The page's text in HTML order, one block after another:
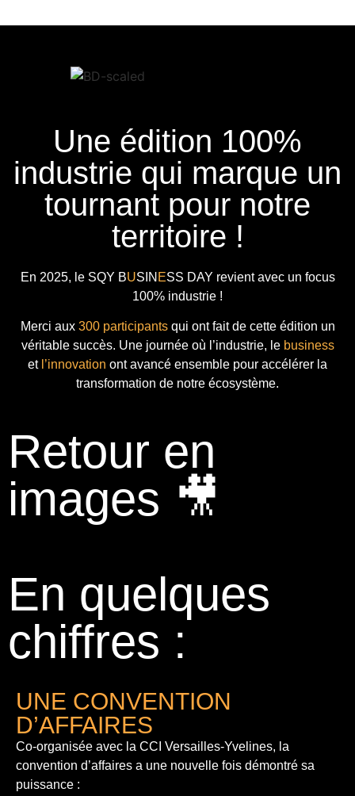
Une édition 100%
industrie qui marque un
tournant pour notre
territoire !
En 2025, le SQY BUSIN ESS DAY revient avec un focus
100% industrie !
Merci aux 300 participantsqui ont fait de cette édition un
véritable succès. Une journée où l’industrie, le business
et l’innovation ont avancé ensemble pour accélérer la
transformation de notre écosystème.
Retour en
images 🎥
En quelques
chiffres :
UNE CONVENTION
D’AFFAIRES
Co-organisée avec la CCI Versailles-Yvelines, la
convention d’affaires a une nouvelle fois démontré sa
puissance :